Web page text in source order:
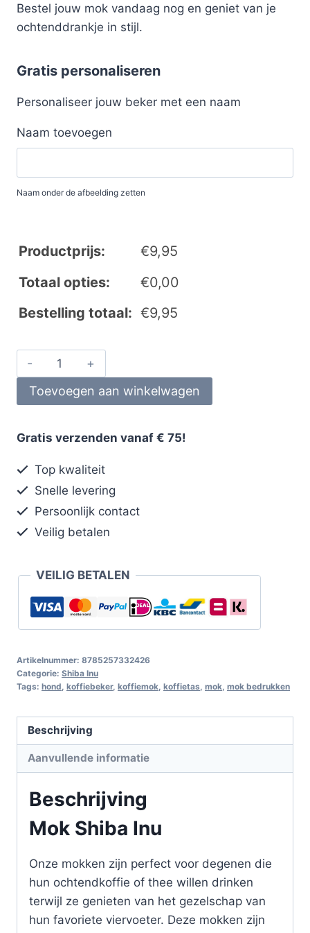
Bestel jouw mok vandaag nog en geniet van je
ochtenddrankje in stijl.
Gratis personaliseren
Personaliseer jouw beker met een naam
Naam toevoegen
Naam onder de afbeelding zetten
Productprijs: €9,95
Totaal opties:
€0,00
Bestelling totaal: €9,95
Toevoegen aan winkelwagen
Gratis verzenden vanaf € 75!
Top kwaliteit
Snelle levering
Persoonlijk contact
Veilig betalen
VEILIG BETALEN
Artikelnummer: 8785257332426
Categorie: Shiba Inu
Tags: hond koffiebeker, koffiemok koffietas mok mok bedrukken
Beschrijving
Aanvullende informatie
Beschrijving
Mok Shiba Inu
Onze mokken zijn perfect voor degenen die
hun ochtendkoffie of thee willen drinken
terwijl ze genieten van het gezelschap van
hun favoriete viervoeter. Deze mokken zijn